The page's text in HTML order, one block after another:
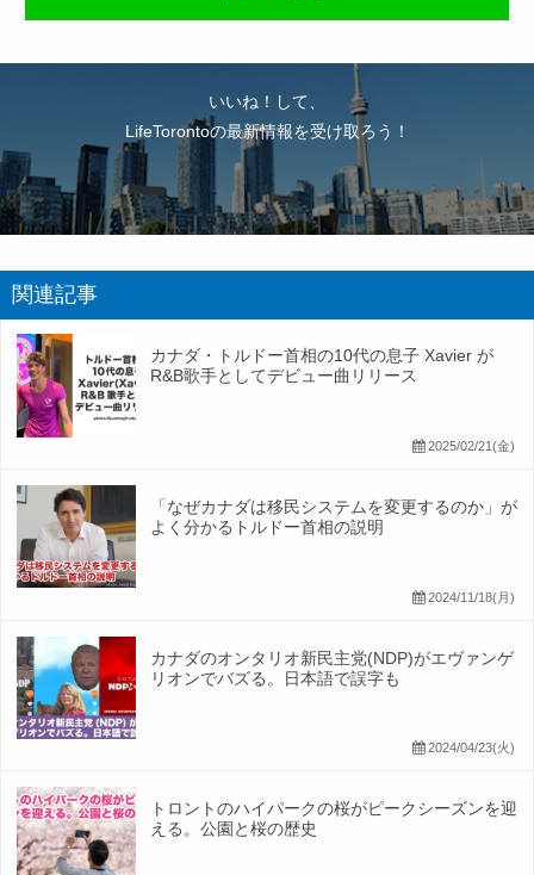
いいね！して、
LifeTorontoの最新情報を受け取ろう！
関連記事
カナダ・トルドー首相の10代の息子 Xavier が
R&B歌手としてデビュー曲リリース
2025/02/21(金)
「なぜカナダは移民システムを変更するのか」が
よく分かるトルドー首相の説明
2024/11/18(月)
カナダのオンタリオ新民主党(NDP)がエヴァンゲ
リオンでバズる。日本語で誤字も
2024/04/23(火)
トロントのハイパークの桜がピークシーズンを迎
える。公園と桜の歴史